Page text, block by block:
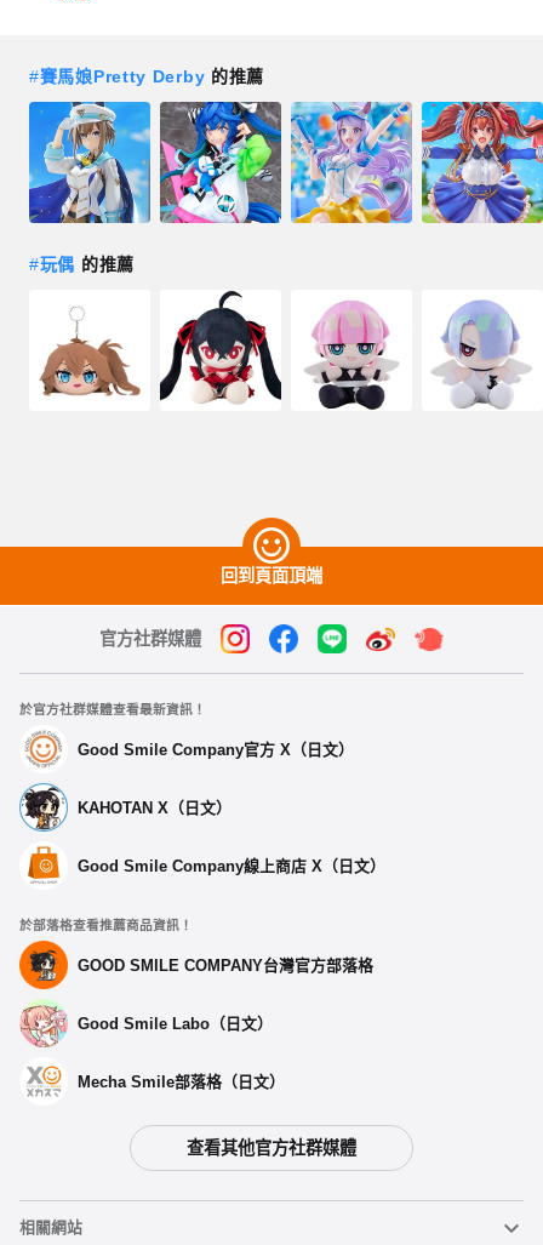
#賽馬娘Pretty Derby 的推薦
#玩偶 的推薦
回到頁面頂端
官方社群媒體
於官方社群媒體查看最新資訊！
Good Smile Company官方 X（日文）
KAHOTAN X（日文）
Good Smile Company線上商店 X（日文）
於部落格查看推薦商品資訊！
GOOD SMILE COMPANY台灣官方部落格
Good Smile Labo（日文）
Mecha Smile部落格（日文）
查看其他官方社群媒體
相關網站